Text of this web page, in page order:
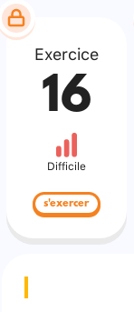
Exercice
16
Difficile
s'exercer